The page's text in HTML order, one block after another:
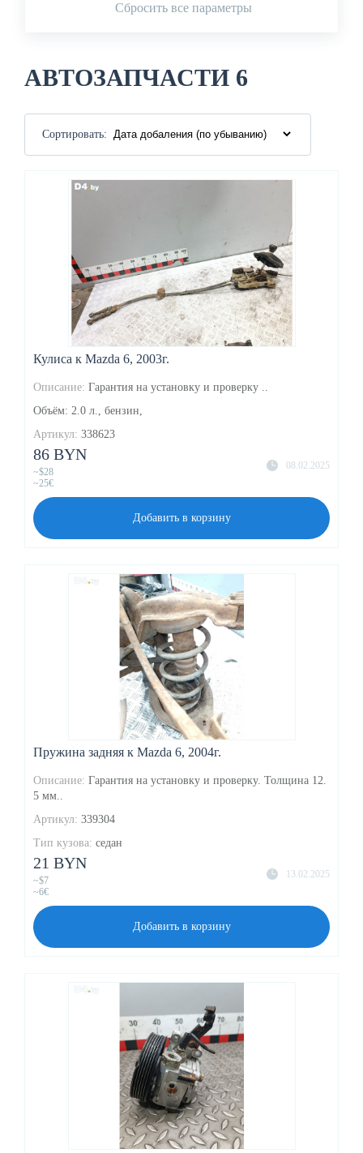
Сбросить все параметры
АВТОЗАПЧАСТИ 6
Сортировать:
Кулиса к Mazda 6, 2003г.
Описание: Гарантия на установку и проверку ..
Объём: 2.0 л., бензин,
Артикул: 338623
08.02.2025
86 BYN
~$28
~25€
Добавить в корзину
Пружина задняя к Mazda 6, 2004г.
Описание: Гарантия на установку и проверку. Толщина 12.
5 мм..
Артикул: 339304
Тип кузова: седан
13.02.2025
21 BYN
~$7
~6€
Добавить в корзину